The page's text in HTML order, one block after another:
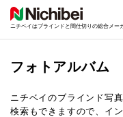
ニチベイはブラインドと間仕切りの総合メー
フォトアルバム
ニチベイのブラインド写
検索もできますので、イ